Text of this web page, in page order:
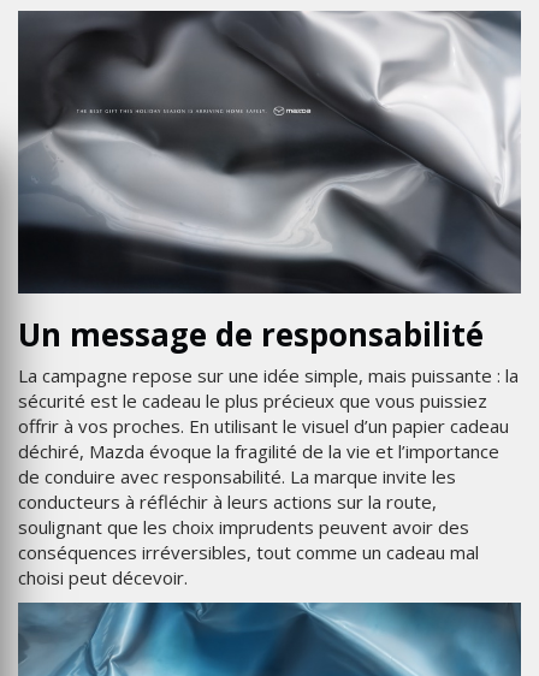
Un message de responsabilité
La campagne repose sur une idée simple, mais puissante : la
sécurité est le cadeau le plus précieux que vous puissiez
offrir à vos proches. En utilisant le visuel d’un papier cadeau
déchiré, Mazda évoque la fragilité de la vie et l’importance
de conduire avec responsabilité. La marque invite les
conducteurs à réfléchir à leurs actions sur la route,
soulignant que les choix imprudents peuvent avoir des
conséquences irréversibles, tout comme un cadeau mal
choisi peut décevoir.